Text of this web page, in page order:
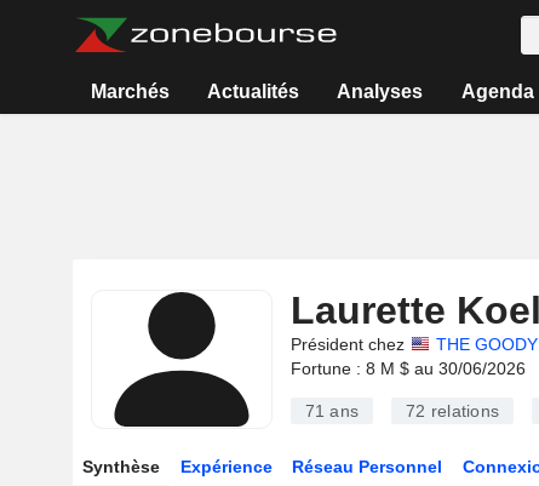
Marchés Actualités Analyses Agenda
Laurette
Président chez
THE
Fortune : 8 M $ au 30/06/2026
71 ans 72 relations
Synthèse Expérience Réseau Personnel